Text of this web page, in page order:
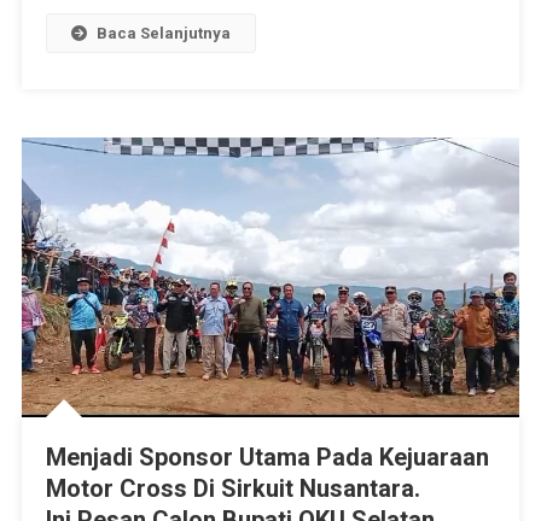
Baca Selanjutnya
Menjadi Sponsor Utama Pada Kejuaraan
Motor Cross Di Sirkuit Nusantara.